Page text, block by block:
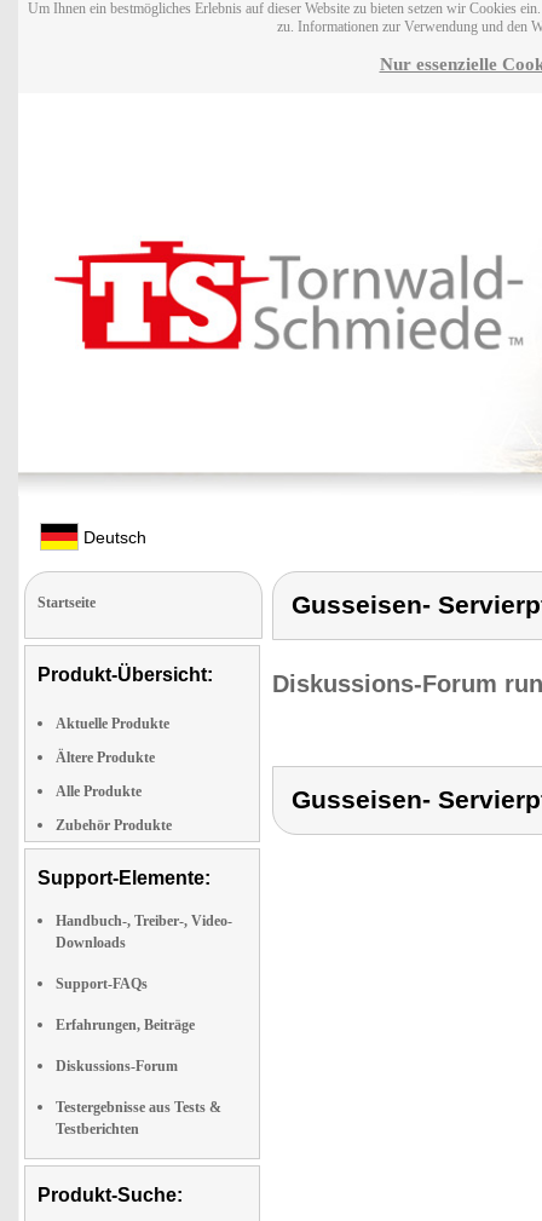
Um Ihnen ein bestmögliches Erlebnis auf dieser Website zu bieten setzen wir Cookies
zu. Informationen zur Verwendung und den
Nur essenzielle
Deutsch
Startseite
Produkt-Übersicht:
Aktuelle Produkte
Ältere Produkte
Alle Produkte
Zubehör Produkte
Support-Elemente:
Handbuch-, Treiber-, Video-
Downloads
Support-FAQs
Erfahrungen, Beiträge
Diskussions-Forum
Testergebnisse aus Tests &
Testberichten
Produkt-Suche:
Gusseisen-
Diskussions-Forum
Gusseisen-